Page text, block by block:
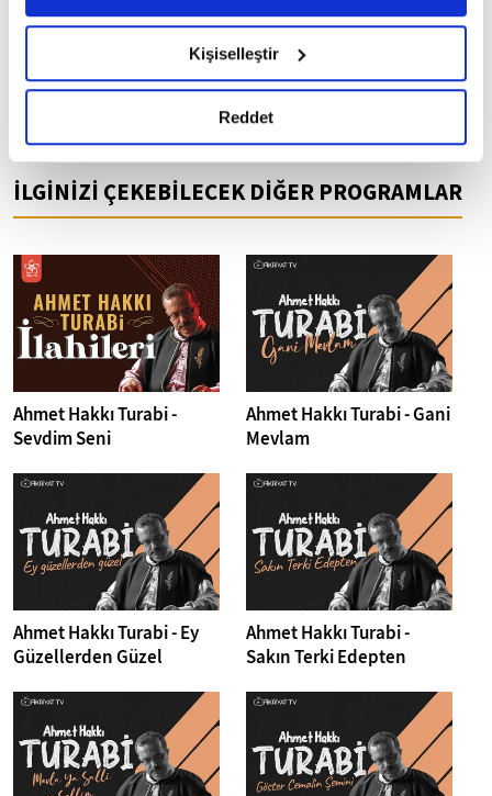
6698 sayılı Kişisel Verilerin Korunması Kanunu uyarınca
okumak ve sitemizi ziyaretiniz kapsamında
gerçekleştirilen veri işleme faaliyetleri ile ilgili daha
detaylı bilgi almak için lütfentıklayınız.
Kişiselleştir
Reddet
Görüş ve önerileriniz için bizlere ulaşabileceğiniz
e-posta adresimiz:
fikriyat@fikriyat.com.tr
İLGİNİZİ ÇEKEBİLECEK DİĞER PROGRAMLAR
Ahmet Hakkı Turabi -
Sevdim Seni
Ahmet Hakkı Turabi - Gani
Mevlam
Ahmet Hakkı Turabi - Ey
Güzellerden Güzel
Ahmet Hakkı Turabi -
Sakın Terki Edepten